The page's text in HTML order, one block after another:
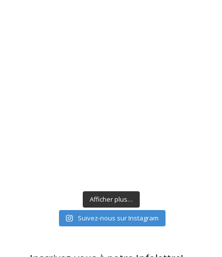
Afficher plus…
Suivez-nous sur Instagram